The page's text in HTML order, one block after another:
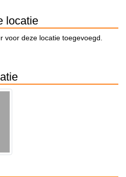
locatie
voor deze locatie toegevoegd.